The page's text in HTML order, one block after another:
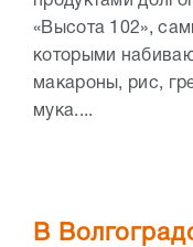
«Высота 102»,
которыми
макароны, рис,
мука....
В